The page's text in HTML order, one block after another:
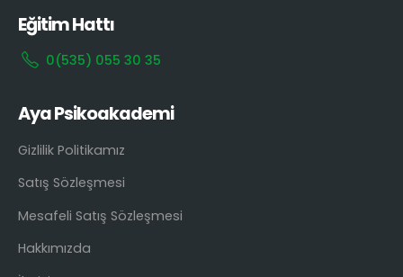
Eğitim Hattı
0(535) 055 30 35
Aya Psikoakademi
Gizlilik Politikamız
Satış Sözleşmesi
Mesafeli Satış Sözleşmesi
Hakkımızda